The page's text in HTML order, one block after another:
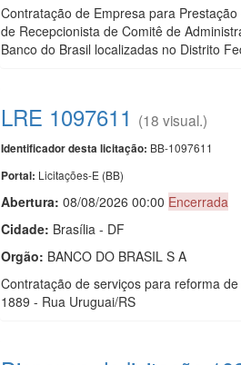
Contratação de Empresa para
de Recepcionista de Comitê de
Banco do Brasil localizadas no Distrito
LRE 1097611 (18 visual.)
Identificador desta licitação: BB-1097611
Portal: Licitações-E (BB)
Abertura: 08/08/2026 00:00 Encerrada
Cidade: Brasília - DF
Orgão: BANCO DO BRASIL S A
Contratação de serviços para reforma
1889 - Rua Uruguai/RS